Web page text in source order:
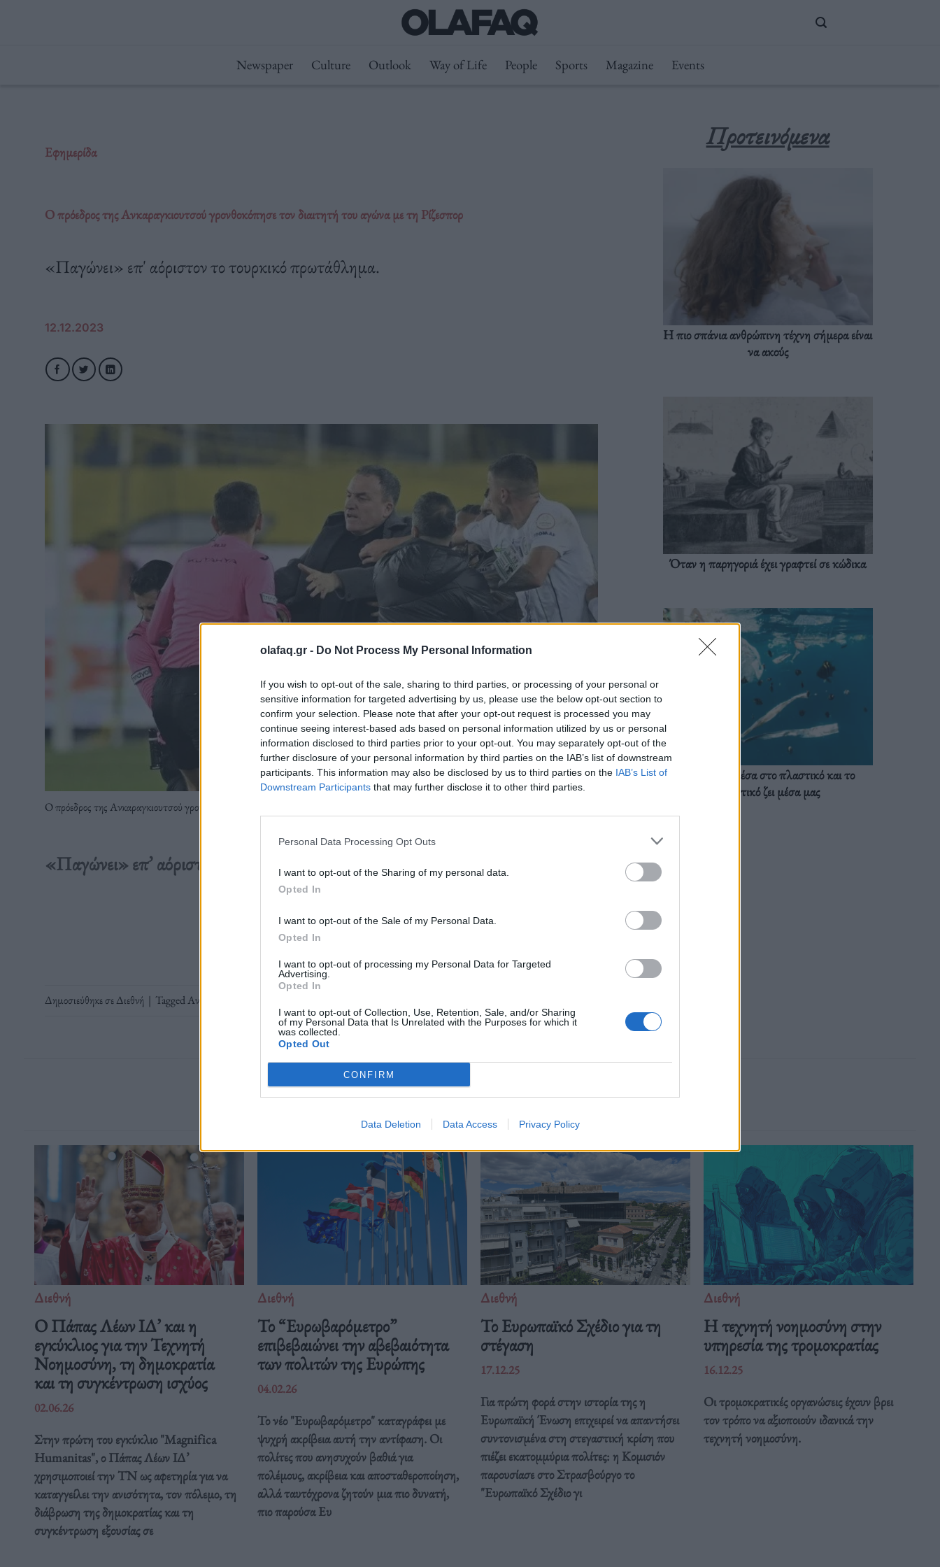
olafaq.gr - Do Not Process My Personal Information
If you wish to opt-out of the sale, sharing to third parties, or processing of your personal or
sensitive information for targeted advertising by us, please use the below opt-out section to
confirm your selection. Please note that after your opt-out request is processed you may
continue seeing interest-based ads based on personal information utilized by us or personal
information disclosed to third parties prior to your opt-out. You may separately opt-out of the
further disclosure of your personal information by third parties on the IAB’s list of downstream
participants. This information may also be disclosed by us to third parties on the IAB’s List of
Downstream Participants that may further disclose it to other third parties.
Personal Data Processing Opt Outs
I want to opt-out of the Sharing of my personal data.
Opted In
I want to opt-out of the Sale of my Personal Data.
Opted In
I want to opt-out of processing my Personal Data for Targeted
Advertising.
Opted In
I want to opt-out of Collection, Use, Retention, Sale, and/or Sharing
of my Personal Data that Is Unrelated with the Purposes for which it
was collected.
Opted Out
CONFIRM
Data Deletion Data Access Privacy Policy
Newspaper Culture Outlook Way of Life People Sports Magazine Events
Εφημερίδα
Ο πρόεδρος της Ανκαραγκιουτσού γρονθοκόπησε τον διαιτητή του αγώνα με τη Ρίζεσπορ
«Παγώνει» επ' αόριστον το τουρκικό πρωτάθλημα.
12.12.2023
Ο πρόεδρος της Ανκαραγκιουτσού γρονθοκόπησε τον διαιτητή του αγώνα με τη Ρίζεσπορ
«Παγώνει» επ’ αόριστον το τουρκικό πρωτάθλημα.
Διαβάστε περισσότερα →
Δημοσιεύθηκε σεΔιεθνή | TaggedΑνκαραγκιουτσού
Προτεινόμενα
Η πιο σπάνια ανθρώπινη τέχνη σήμερα είναι
να ακούς
Όταν η παρηγοριά έχει γραφτεί σε κώδικα
Ζούμε ήδη μέσα στο πλαστικό και το
πλαστικό ζει μέσα μας
Δείτε επίσης
Διεθνή
Ο Πάπας Λέων ΙΔ’ και η
εγκύκλιος για την Τεχνητή
Νοημοσύνη, τη δημοκρατία
και τη συγκέντρωση ισχύος
02.06.26
Στην πρώτη του εγκύκλιο "Magnifica
Humanitas", ο Πάπας Λέων ΙΔ’
χρησιμοποιεί την ΤΝ ως αφετηρία για να
καταγγείλει την ανισότητα, τον πόλεμο, τη
διάβρωση της δημοκρατίας και τη
συγκέντρωση εξουσίας σε
Διεθνή
Το “Ευρωβαρόμετρο”
επιβεβαιώνει την αβεβαιότητα
των πολιτών της Ευρώπης
04.02.26
Το νέο "Ευρωβαρόμετρο" καταγράφει με
ψυχρή ακρίβεια αυτή την αντίφαση. Oι
πολίτες που ανησυχούν βαθιά για
πολέμους, ακρίβεια και αποσταθεροποίηση,
αλλά ταυτόχρονα ζητούν μια πιο δυνατή,
πιο παρούσα Ευ
Διεθνή
Το Ευρωπαϊκό Σχέδιο για τη
στέγαση
17.12.25
Για πρώτη φορά στην ιστορία της η
Ευρωπαϊκή Ένωση επιχειρεί να απαντήσει
συντονισμένα στη στεγαστική κρίση που
πιέζει εκατομμύρια πολίτες: η Κομισιόν
παρουσίασε στο Στρασβούργο το
"Ευρωπαϊκό Σχέδιο γι
Διεθνή
Η τεχνητή νοημοσύνη στην
υπηρεσία της τρομοκρατίας
16.12.25
Οι τρομοκρατικές οργανώσεις έχουν βρει
τον τρόπο να αξιοποιούν ιδανικά την
τεχνητή νοημοσύνη.